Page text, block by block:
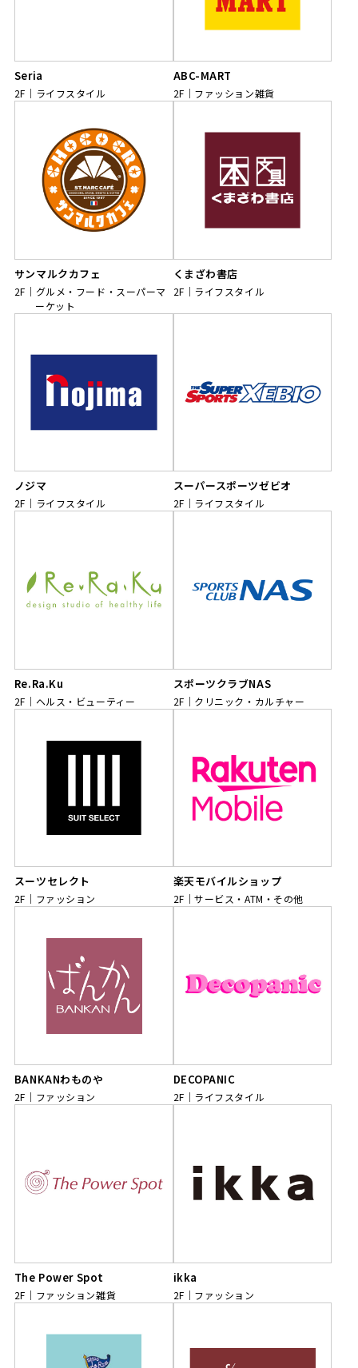
Seria
2F ライフスタイル
ABC-MART
2F ファッション雑貨
サンマルクカフェ
2F
グルメ・フード・スーパーマ
ーケット
くまざわ書店
2F ライフスタイル
ノジマ
2F ライフスタイル
スーパースポーツゼビオ
2F ライフスタイル
Re.Ra.Ku
2F ヘルス・ビューティー
スポーツクラブNAS
2F クリニック・カルチャー
スーツセレクト
2F ファッション
楽天モバイルショップ
2F サービス・ATM・その他
BANKANわものや
2F ファッション
DECOPANIC
2F ライフスタイル
The Power Spot
2F ファッション雑貨
ikka
2F ファッション